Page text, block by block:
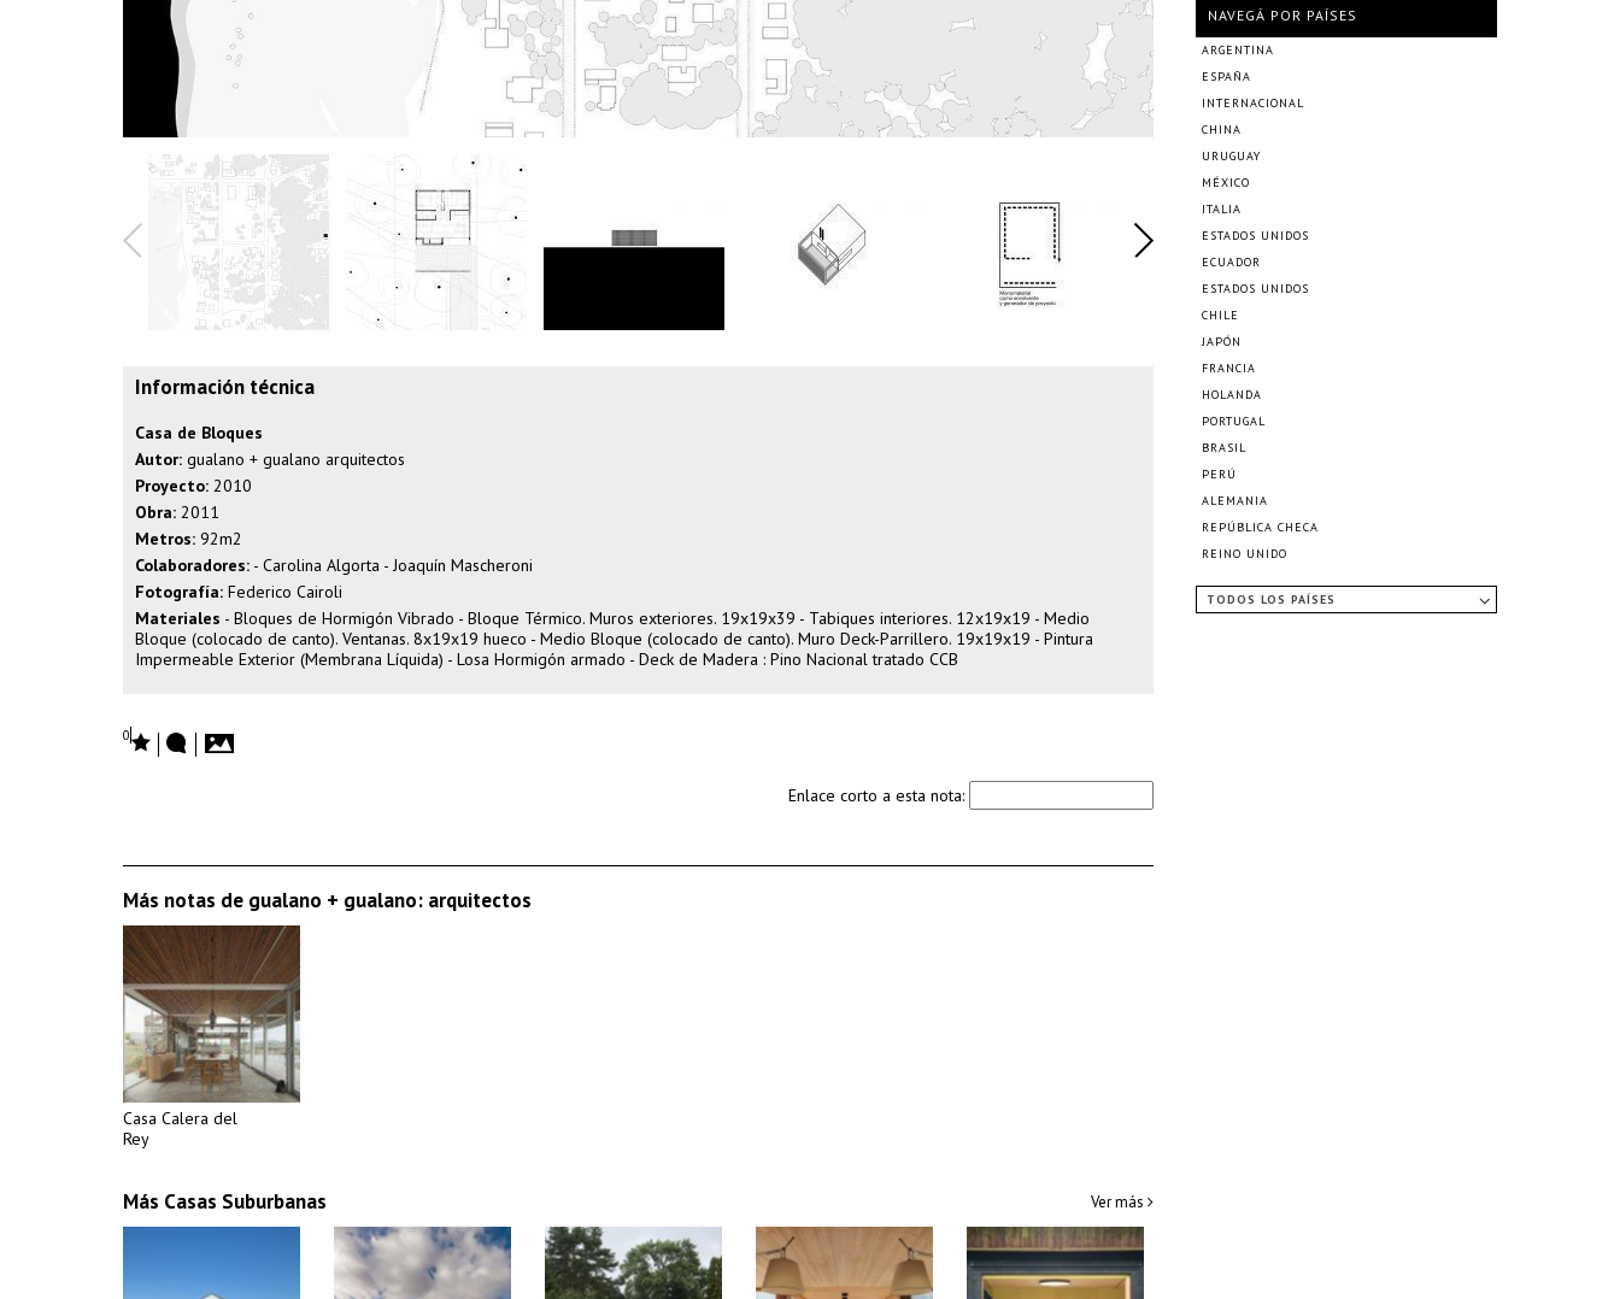
Información técnica
Casa de Bloques
Autor: gualano + gualano arquitectos
Proyecto: 2010
Obra: 2011
Metros: 92m2
Colaboradores: - Carolina Algorta - Joaquín Mascheroni
Fotografía: Federico Cairoli
Materiales - Bloques de Hormigón Vibrado - Bloque Térmico. Muros exteriores. 19x19x39 - Tabiques interiores. 12x19x19 - Medio
Bloque (colocado de canto). Ventanas. 8x19x19 hueco - Medio Bloque (colocado de canto). Muro Deck-Parrillero. 19x19x19 - Pintura
Impermeable Exterior (Membrana Líquida) - Losa Hormigón armado - Deck de Madera : Pino Nacional tratado CCB
0
Enlace corto a esta nota:
Más notas de gualano + gualano: arquitectos
Casa Calera del
Rey
Más Casas Suburbanas Ver más
NAVEGÁ POR PAÍSES
ARGENTINA
ESPAÑA
INTERNACIONAL
CHINA
URUGUAY
MÉXICO
ITALIA
ESTADOS UNIDOS
ECUADOR
ESTADOS UNIDOS
CHILE
JAPÓN
FRANCIA
HOLANDA
PORTUGAL
BRASIL
PERÚ
ALEMANIA
REPÚBLICA CHECA
REINO UNIDO
TODOS LOS PAÍSES